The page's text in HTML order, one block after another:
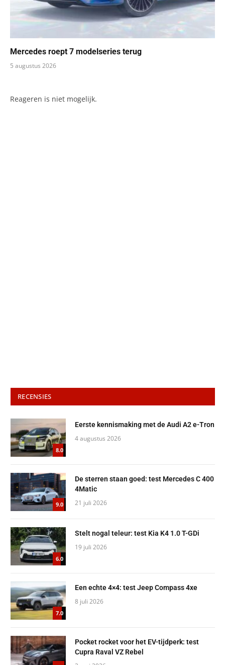
Mercedes roept 7 modelseries terug
5 augustus 2026
Reageren is niet mogelijk.
RECENSIES
8.0
Eerste kennismaking met de Audi A2 e-Tron
4 augustus 2026
9.0
De sterren staan goed: test Mercedes C 400
4Matic
21 juli 2026
6.0
Stelt nogal teleur: test Kia K4 1.0 T-GDi
19 juli 2026
7.0
Een echte 4×4: test Jeep Compass 4xe
8 juli 2026
Pocket rocket voor het EV-tijdperk: test
Cupra Raval VZ Rebel